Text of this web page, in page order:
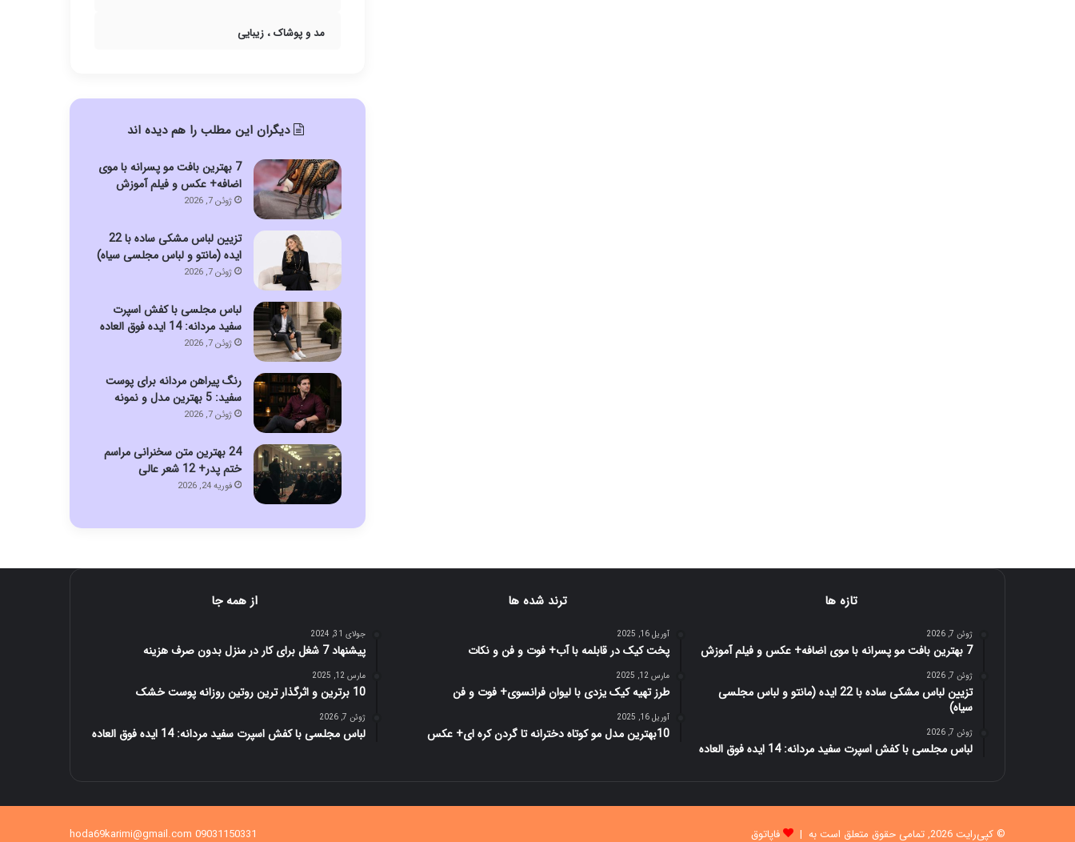
مد و پوشاک ، زیبایی
دیگران این مطلب را هم دیده اند
7 بهترین بافت مو پسرانه با موی
اضافه+ عکس و فیلم آموزش
ژوئن 7, 2026
تزیین لباس مشکی ساده با 22
ایده (مانتو و لباس مجلسی سیاه)
ژوئن 7, 2026
لباس مجلسی با کفش اسپرت
سفید مردانه: 14 ایده فوق العاده
ژوئن 7, 2026
رنگ پیراهن مردانه برای پوست
سفید: 5 بهترین مدل و نمونه
ژوئن 7, 2026
24 بهترین متن سخنرانی مراسم
ختم پدر+ 12 شعر عالی
فوریه 24, 2026
تازه ها
ژوئن 7, 2026
7 بهترین بافت مو پسرانه با موی اضافه+ عکس و فیلم آموزش
ژوئن 7, 2026
تزیین لباس مشکی ساده با 22 ایده (مانتو و لباس مجلسی
سیاه)
ژوئن 7, 2026
لباس مجلسی با کفش اسپرت سفید مردانه: 14 ایده فوق العاده
ترند شده ها
آوریل 16, 2025
پخت کیک در قابلمه با آب+ فوت و فن و نکات
مارس 12, 2025
طرز تهیه کیک یزدی با لیوان فرانسوی+ فوت و فن
آوریل 16, 2025
10بهترین مدل مو کوتاه دخترانه تا گردن کره ای+ عکس
از همه جا
جولای 31, 2024
پیشنهاد 7 شغل برای کار در منزل بدون صرف هزینه
مارس 12, 2025
10 برترین و اثرگذار ترین روتین روزانه پوست خشک
ژوئن 7, 2026
لباس مجلسی با کفش اسپرت سفید مردانه: 14 ایده فوق العاده
© کپی‌رایت 2026, تمامی حقوق متعلق است به | فاپاتوق 09031150331 hoda69karimi@gmail.com